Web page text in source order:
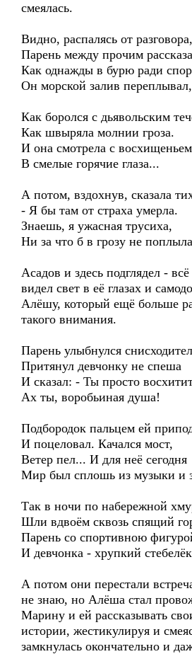
смеялась.
Видно, распалясь от разговора,
Парень между прочим
Как однажды в бурю ради
Он морской залив переплывал,
Как боролся с дьявольским
Как швыряла молнии гроза.
И она смотрела с восхищеньем
В смелые горячие глаза...
А потом, вздохнув, сказала
- Я бы там от страха умерла.
Знаешь, я ужасная трусиха,
Ни за что б в грозу не
Асадов и здесь подглядел -
видел свет в её глазах и
Алёшу, который ещё больше
такого внимания.
Парень улыбнулся
Притянул девчонку не спеша
И сказал: - Ты просто
Ах ты, воробьиная душа!
Подбородок пальцем ей
И поцеловал. Качался мост,
Ветер пел... И для неё сегодня
Мир был сплошь из музыки и
Так в ночи по набережной
Шли вдвоём сквозь спящий
Парень со спортивною
И девчонка - хрупкий
А потом они перестали
не знаю, но Алёша стал
Марину и ей рассказывать
истории, жестикулируя и
замкнулась окончательно и